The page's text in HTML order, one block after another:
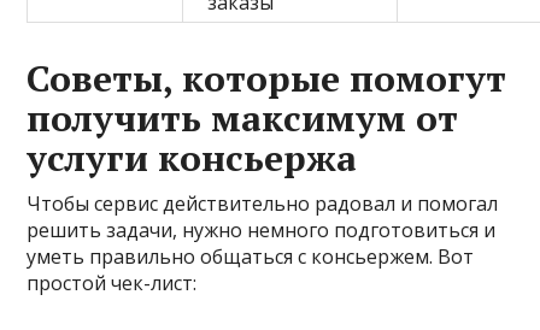
Советы, которые помогут
получить максимум от
услуги консьержа
Чтобы сервис действительно радовал и помогал
решить задачи, нужно немного подготовиться и
уметь правильно общаться с консьержем. Вот
простой чек-лист: